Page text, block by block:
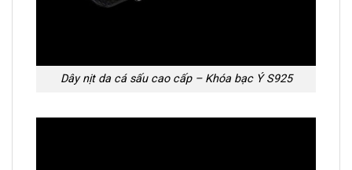
Dây nịt da cá sấu cao cấp – Khóa bạc Ý S925